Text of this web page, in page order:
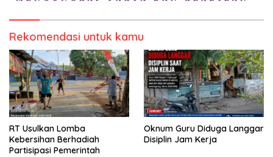
Rekomendasi untuk kamu
RT Usulkan Lomba
Kebersihan Berhadiah
Partisipasi Pemerintah
Oknum Guru Diduga Langgar
Disiplin Jam Kerja